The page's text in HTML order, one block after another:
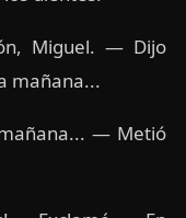
Miguel. — Dijo
mañana...
— Metió